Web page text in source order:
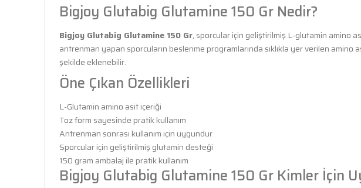
Bigjoy Glutabig Glutamine 150 Gr Nedir?
Bigjoy Glutabig Glutamine 150 Gr, sporcular için geliştirilmiş L-glutamin amino
antrenman yapan sporcuların beslenme programlarında sıklıkla yer verilen
şekilde eklenebilir.
Öne Çıkan Özellikleri
L-Glutamin amino asit içeriği
Toz form sayesinde pratik kullanım
Antrenman sonrası kullanım için uygundur
Sporcular için geliştirilmiş glutamin desteği
150 gram ambalaj ile pratik kullanım
Bigjoy Glutabig Glutamine 150 Gr Kimler İçin